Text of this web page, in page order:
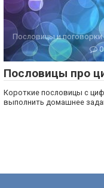
Пословицы и поговорки
0
Пословицы про
Короткие пословицы с
выполнить домашнее